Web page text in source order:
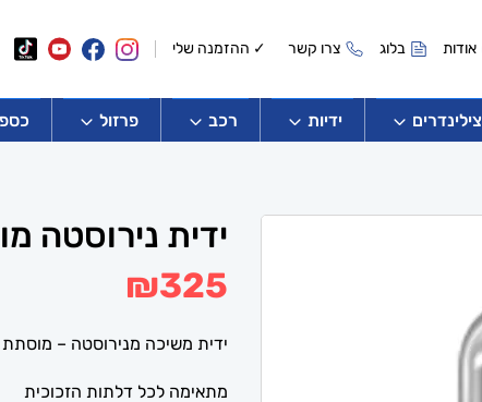
אודות בלוג צרו קשר ✓ ההזמנה שלי
צילינדרים ידיות רכב פרזול
ידית נירוסטה
₪325
ידית משיכה מנירוסטה –
מתאימה לכל דלתות הזכוכית